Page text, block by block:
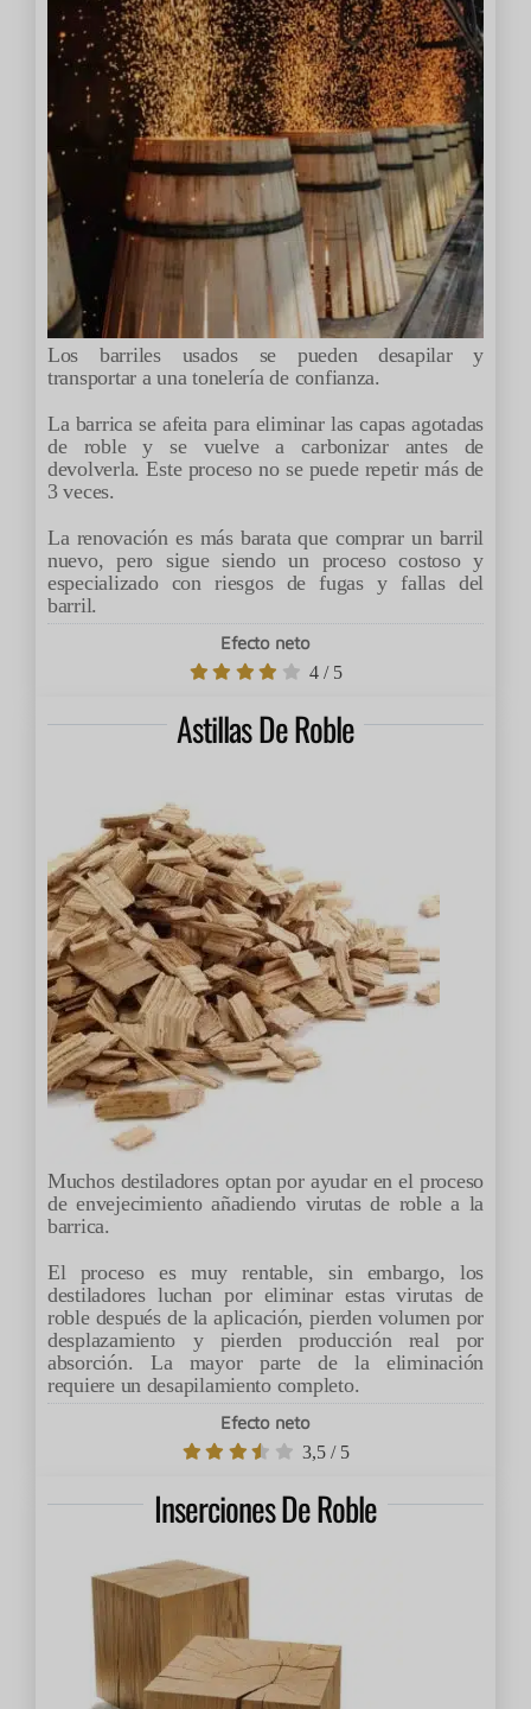
Los barriles usados se pueden desapilar y
transportar a una tonelería de confianza.
La barrica se afeita para eliminar las capas agotadas
de roble y se vuelve a carbonizar antes de
devolverla. Este proceso no se puede repetir más de
3 veces.
La renovación es más barata que comprar un barril
nuevo, pero sigue siendo un proceso costoso y
especializado con riesgos de fugas y fallas del
barril.
Efecto neto
4/ 5
Astillas De Roble
Muchos destiladores optan por ayudar en el proceso
de envejecimiento añadiendo virutas de roble a la
barrica.
El proceso es muy rentable, sin embargo, los
destiladores luchan por eliminar estas virutas de
roble después de la aplicación, pierden volumen por
desplazamiento y pierden producción real por
absorción. La mayor parte de la eliminación
requiere un desapilamiento completo.
Efecto neto
3,5/ 5
Inserciones De Roble